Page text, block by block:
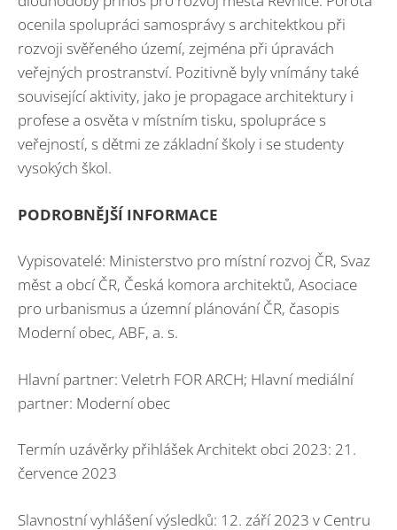
ocenila spolupráci samosprávy s architektkou při
rozvoji svěřeného území, zejména při úpravách
veřejných prostranství. Pozitivně byly vnímány také
související aktivity, jako je propagace architektury i
profese a osvěta v místním tisku, spolupráce s
veřejností, s dětmi ze základní školy i se studenty
vysokých škol.
PODROBNĚJŠÍ INFORMACE
Vypisovatelé: Ministerstvo pro místní rozvoj ČR, Svaz
měst a obcí ČR, Česká komora architektů, Asociace
pro urbanismus a územní plánování ČR, časopis
Moderní obec, ABF, a. s.
Hlavní partner: Veletrh FOR ARCH; Hlavní mediální
partner: Moderní obec
Termín uzávěrky přihlášek Architekt obci 2023: 21.
července 2023
Slavnostní vyhlášení výsledků: 12. září 2023 v Centru